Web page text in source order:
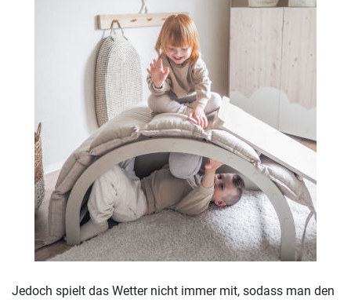
Jedoch spielt das Wetter nicht immer mit, sodass man den